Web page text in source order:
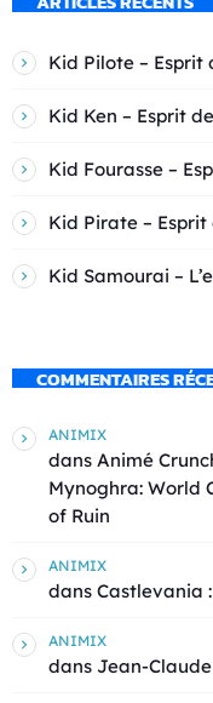
Kid Pilote – Esprit
Kid Ken – Esprit
Kid Fourasse –
Kid Pirate – Esprit
Kid Samourai –
COMMENTAIRES
ANIMIX
dans Animé
Mynoghra: World
of Ruin
ANIMIX
dans Castlevania
ANIMIX
dans Jean-